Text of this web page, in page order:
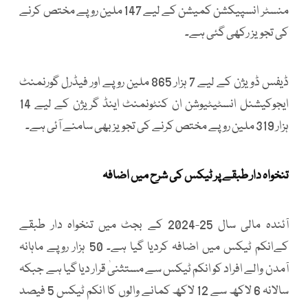
منسٹر انسپیکشن کمیشن کے لیے 147 ملین روپے مختص کرنے
کی تجویز رکھی گئی ہے۔
ڈیفس ڈویژن کے لیے 7 ہزار 865 ملین روپے اور فیڈرل گورنمنٹ
ایجوکیشنل انسٹیٹیوشن ان کنٹونمنٹ اینڈ گریژن کے لیے 14
ہزار 319 ملین روپے مختص کرنے کی تجویز بھی سامنے آئی ہے۔
تنخواہ دار طبقے پر ٹیکس کی شرح میں اضافہ
آئندہ مالی سال 25-2024 کے بجٹ میں تنخواہ دار طبقے
کےانکم ٹیکس میں اضافہ کردیا گیا ہے۔ 50 ہزار روپے ماہانہ
آمدن والے افراد کو انکم ٹیکس سے مستثنیٰ قرار دیا گیا ہے جبکہ
سالانہ 6 لاکھ سے 12 لاکھ کمانے والوں کا انکم ٹیکس 5 فیصد